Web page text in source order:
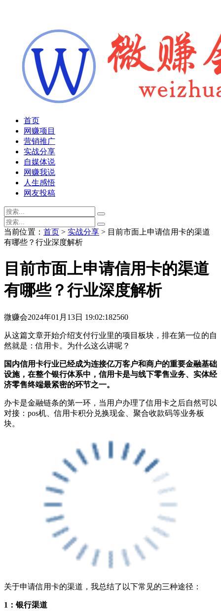
首页
网赚项目
营销推广
实战分享
自媒体说
网赚我说
人生感悟
网友投稿
当前位置： 首页 > 实战分享 > 目前市面上申请信用卡的渠道
有哪些？行业深度解析
目前市面上申请信用卡的渠道
有哪些？行业深度解析
微赚会2024年01月13日 19:02:182560
从这篇文章开始介绍支付行业里的项目板块，排在第一位的自
然就是：信用卡。为什么这么讲呢？
国内信用卡行业已经成为连接亿万客户和商户的重要金融基础
设施，在整个银行体系中，信用卡是与线下零售业务、实体经
济零售终端最紧密的环节之一。
办卡是金融链条的第一环，当用户办理了信用卡之后自然可以
对接：pos机、信用卡积分兑换现金、聚合收款码等业务板
块。
关于申请信用卡的渠道，我总结了以下常见的三种途径：
1：银行渠道